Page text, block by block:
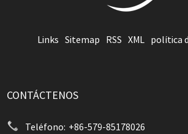
Links Sitemap RSS XML política
CONTÁCTENOS
Teléfono: +86-579-85178026